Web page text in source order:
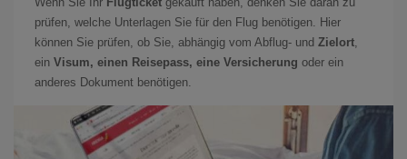
prüfen, welche Unterlagen Sie für den Flug benötigen. Hier
können Sie prüfen, ob Sie, abhängig vom Abflug- und Zielort,
ein Visum, einen Reisepass, eine Versicherung oder ein
anderes Dokument benötigen.